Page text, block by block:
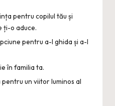
pentru copilul tău și
ți-o aduce.
pentru a-l ghida și a-l
în familia ta.
un viitor luminos al